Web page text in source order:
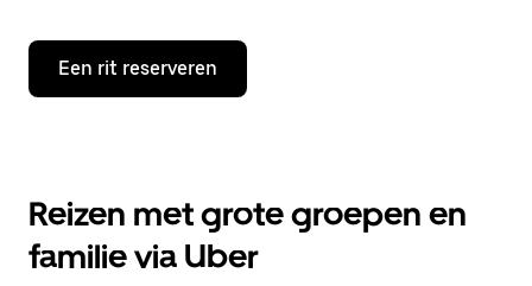
Een rit reserveren
Reizen met grote groepen en
familie via Uber